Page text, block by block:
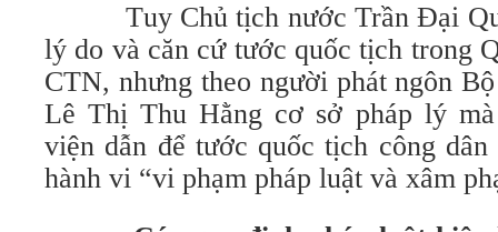
Tuy Chủ tịch nước Trần Đại
lý do và căn cứ tước quốc tịch trong
CTN, nhưng theo người phát ngôn
Lê Thị Thu Hằng cơ sở pháp lý
viện dẫn để tước quốc tịch công
hành vi “vi phạm pháp luật và xâm